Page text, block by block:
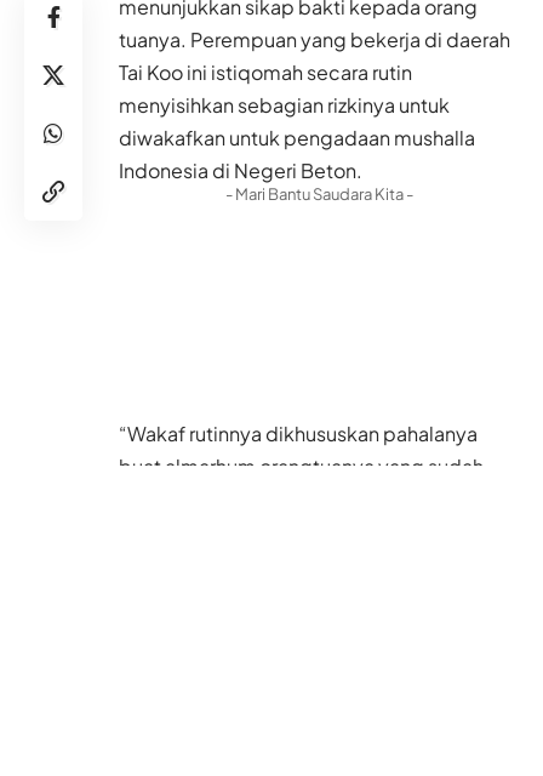
menunjukkan sikap bakti kepada orang
tuanya. Perempuan yang bekerja di daerah
Tai Koo ini istiqomah secara rutin
menyisihkan sebagian rizkinya untuk
diwakafkan untuk pengadaan mushalla
Indonesia di Negeri Beton.
- Mari Bantu Saudara Kita -
“Wakaf rutinnya dikhususkan pahalanya
buat almarhum orangtuanya yang sudah